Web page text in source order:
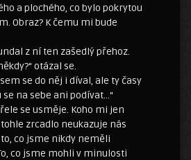
a plochého, co bylo pokrytou
Obraz? K čemu mi bude
z ní ten zašedlý přehoz.
otázal se.
se do něj i díval, ale ty časy
na sebe ani podívat…“
se usměje. Koho mi jen
zrcadlo neukazuje nás
co jsme nikdy neměli
co jsme mohli v minulosti